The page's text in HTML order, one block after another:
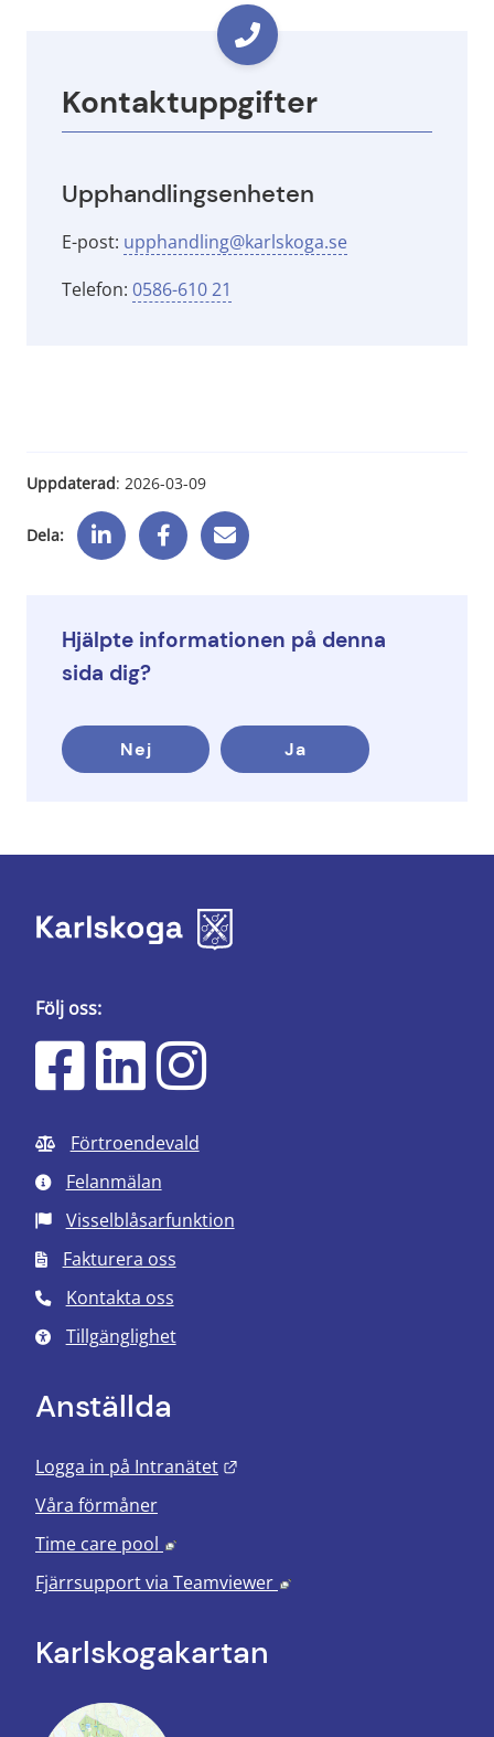
Kontaktuppgifter
Upphandlingsenheten
E-post: upphandling@karlskoga.se
Telefon: 0586-610 21
Uppdaterad: 2026-03-09
Dela:
Hjälpte informationen på denna
sida dig?
Nej Ja
Följ oss:
Förtroendevald
Felanmälan
Visselblåsarfunktion
Fakturera oss
Kontakta oss
Tillgänglighet
Anställda
Logga in på Intranätet
Våra förmåner
Time care pool
Länk till annan webbplats, öppnas i
Fjärrsupport via Teamviewer Länk till annan
Karlskoga­kartan